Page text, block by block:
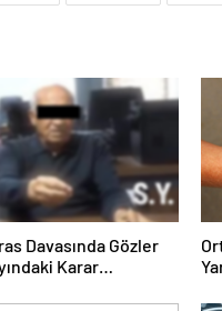
Davasında Gözler
Karar